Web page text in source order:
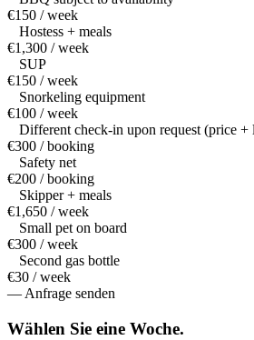
€150 / week
Hostess + meals
€1,300 / week
SUP
€150 / week
Snorkeling equipment
€100 / week
Different check-in upon request (price +
€300 / booking
Safety net
€200 / booking
Skipper + meals
€1,650 / week
Small pet on board
€300 / week
Second gas bottle
€30 / week
— Anfrage senden
Wählen Sie eine Woche.